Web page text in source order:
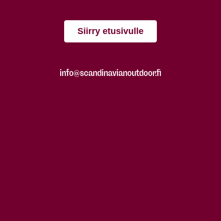
Siirry etusivulle
info@scandinavianoutdoor.fi